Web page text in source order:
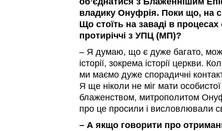
владику Онуфрія. Поки що, на
Що стоїть на заваді в процесах
протиріччі з УПЦ (МП)?
– Я думаю, що є дуже багато,
історії, зокрема історії церкви.
ми маємо дуже спорадичні
Я ще ніколи не міг мати особистої
блаженством, митрополитом
про це просили і висловлювали
– А якщо говорити про